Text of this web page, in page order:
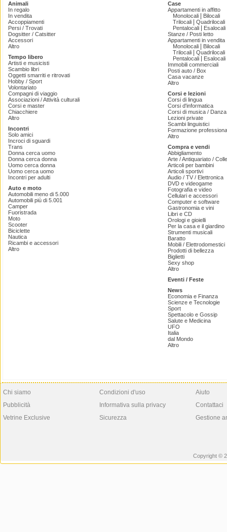
Animali
In regalo
In vendita
Accoppiamenti
Persi / Trovati
Dogsitter / Catsitter
Accessori
Altro
Tempo libero
Artisti e musicisti
Scambio libri
Oggetti smarriti e ritrovati
Hobby / Sport
Volontariato
Compagni di viaggio
Associazioni / Attività culturali
Corsi e master
Chiacchiere
Altro
Incontri
Solo amici
Incroci di sguardi
Trans
Donna cerca uomo
Donna cerca donna
Uomo cerca donna
Uomo cerca uomo
Incontri per adulti
Auto e moto
Automobili meno di 5.000
Automobili più di 5.001
Camper
Fuoristrada
Moto
Scooter
Biciclette
Nautica
Ricambi e accessori
Altro
Case
Appartamenti in affitto
Monolocali
Bilocali
Trilocali
Quadrilocali
Pentalocali
Esalocali
Stanze / Posti letto
Appartamenti in vendita
Monolocali
Bilocali
Trilocali
Quadrilocali
Pentalocali
Esalocali
Immobili commerciali
Posti auto / Box
Casa vacanze
Altro
Corsi e lezioni
Corsi di lingua
Corsi d'informatica
Corsi di musica /
Lezioni private
Scambi linguistici
Formazione
Altro
Compra e vendi
Abbigliamento
Arte / Antiquariato /
Articoli per bambini
Articoli sportivi
Audio / TV / Elettronica
DVD e videogame
Fotografia e video
Cellulari e accessori
Computer e software
Gastronomia e vini
Libri e CD
Orologi e gioielli
Per la casa e il giardino
Strumenti musicali
Baratto
Mobili / Elettrodomestici
Prodotti di bellezza
Biglietti
Sexy shop
Altro
Eventi / Feste
News
Economia e Finanza
Scienze e Tecnologie
Sport
Spettacolo e Gossip
Salute e Medicina
UFO
Italia
dal Mondo
Altro
Chi siamo
Pubblicità
Vetrine Exclusive
Condizioni d'uso
Informativa sulla privacy
Sicurezza
Aiuto
Contattaci
Gestione
Copyright ©